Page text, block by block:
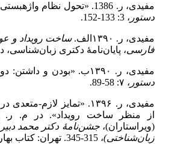
مفیدی، ر. 1386. «تحول نظام واژه­بستی در فارسی میانه و نو»،
دستور ، 3: 133-152.
مفیدی، ر. ۱۳۹۰الف.
ساخت رویداد و
فارسی، پایان‌نامۀ دکتری
مفیدی، ر. ۱۳۹۰ب. «بودن و داشتن: دو فعل ایستای فارسی»،
دستور ، ۷: 58-89.
مفیدی، ر. ۱۳۹۶. «تمایز
از منظر ساخت رویداد». در م.
(ویراستاران)،جشن‌نامۀ دکتر محمد
زبان‌شناختی)، 315-345. تهران: کتاب بهار.